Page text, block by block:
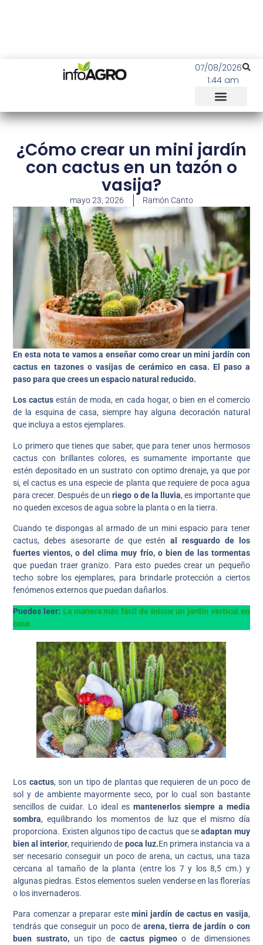
07/08/2026
1:44 am
¿Cómo crear un mini jardín
con cactus en un tazón o
vasija?
mayo 23, 2026 Ramón Canto
En esta nota te vamos a enseñar como crear un mini jardín con
cactus en tazones o vasijas de cerámico en casa. El paso a
paso para que crees un espacio natural reducido.
Los cactusestán de moda, en cada hogar, o bien en el comercio
de la esquina de casa, siempre hay alguna decoración natural
que incluya a estos ejemplares.
Lo primero que tienes que saber, que para tener unos hermosos
cactus con brillantes colores, es sumamente importante que
estén depositado en un sustrato con optimo drenaje, ya que por
si, el cactus es una especie de planta que requiere de poca agua
para crecer. Después de unriego o de la lluvia, es importante que
no queden excesos de agua sobre la planta o en la tierra.
Cuando te dispongas al armado de un mini espacio para tener
cactus, debes asesorarte de que estén al resguardo de los
fuertes vientos, o del clima muy frío, o bien de las tormentas
que puedan traer granizo. Para esto puedes crear un pequeño
techo sobre los ejemplares, para brindarle protección a ciertos
fenómenos externos que puedan dañarlos.
Puedes leer: La manera más fácil de iniciar un jardín vertical en
casa
Los cactus, son un tipo de plantas que requieren de un poco de
sol y de ambiente mayormente seco, por lo cual son bastante
sencillos de cuidar. Lo ideal es mantenerlos siempre a media
sombra, equilibrando los momentos de luz que el mismo día
proporciona. Existen algunos tipo de cactus que seadaptan muy
bien al interior, requiriendo de poca luz.En primera instancia va a
ser necesario conseguir un poco de arena, un cactus, una taza
cercana al tamaño de la planta (entre los 7 y los 8,5 cm.) y
algunas piedras. Estos elementos suelen venderse en las florerías
o los invernaderos.
Para comenzar a preparar este mini jardín de cactus en vasija,
tendrás que conseguir un poco de arena, tierra de jardín o con
buen sustrato, un tipo de cactus pigmeoo de dimensiones